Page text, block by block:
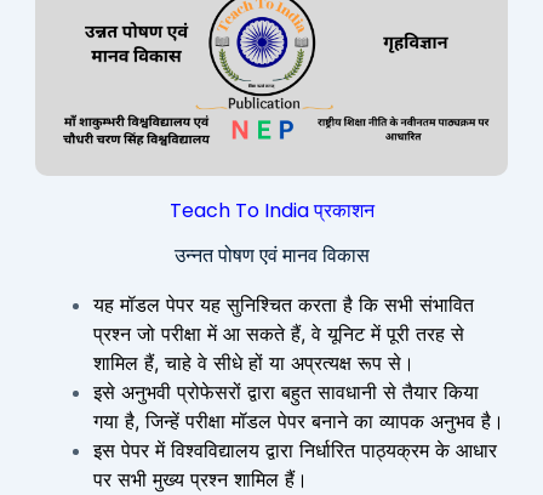
Teach To India प्रकाशन
उन्नत पोषण एवं मानव विकास
यह मॉडल पेपर यह सुनिश्चित करता है कि सभी संभावित
प्रश्न जो परीक्षा में आ सकते हैं, वे यूनिट में पूरी तरह से
शामिल हैं, चाहे वे सीधे हों या अप्रत्यक्ष रूप से।
इसे अनुभवी प्रोफेसरों द्वारा बहुत सावधानी से तैयार किया
गया है, जिन्हें परीक्षा मॉडल पेपर बनाने का व्यापक अनुभव है।
इस पेपर में विश्वविद्यालय द्वारा निर्धारित पाठ्यक्रम के आधार
पर सभी मुख्य प्रश्न शामिल हैं।